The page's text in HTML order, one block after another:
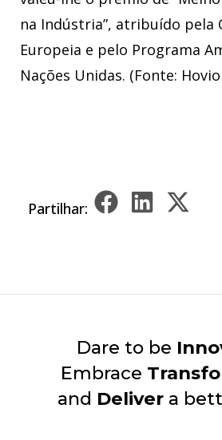
na Indústria”, atribuído pela
Europeia e pelo Programa
Nações Unidas. (Fonte:
Partilhar:
Dare to be
Embrace
and Delivera